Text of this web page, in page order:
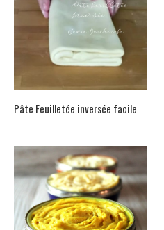
Pâte Feuilletée inversée facile